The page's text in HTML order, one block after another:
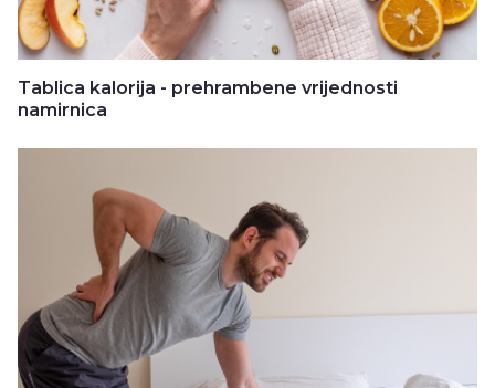
Tablica kalorija - prehrambene vrijednosti
namirnica